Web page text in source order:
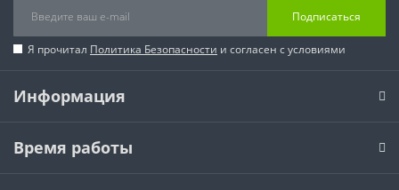
Подписаться
Я прочитал Политика Безопасности и согласен с условиями
Информация
Время работы